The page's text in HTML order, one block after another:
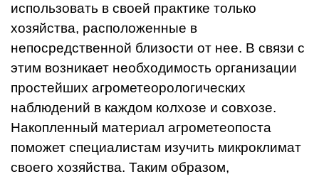
использовать в своей практике только
хозяйства, расположенные в
непосредственной близости от нее. В связи с
этим возникает необхо­димость организации
простейших агрометеоро­логических
наблюдений в каждом колхозе и сов­хозе.
Накопленный материал агрометеопоста
поможет специалистам изучить микроклимат
своего хозяйства. Таким образом,